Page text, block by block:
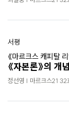
서평
《마르크스 캐피탈
《자본론》의 개
정선영 | 마르크스21